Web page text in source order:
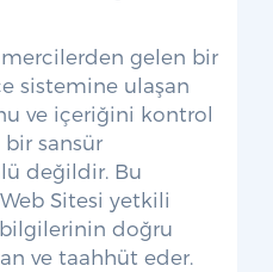
mercilerden gelen bir
sistemine ulaşan
ve içeriğini kontrol
sansür
değildir. Bu
Sitesi yetkili
doğru
ve taahhüt eder.